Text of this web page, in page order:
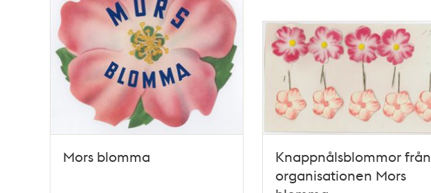
Mors blomma
Knappnålsblommor från
organisationen Mors